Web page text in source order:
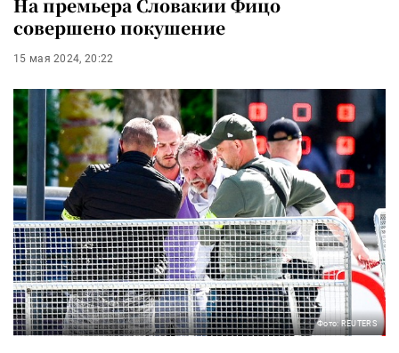
На премьера Словакии Фицо
совершено покушение
15 мая 2024, 20:22
Фото: REUTERS